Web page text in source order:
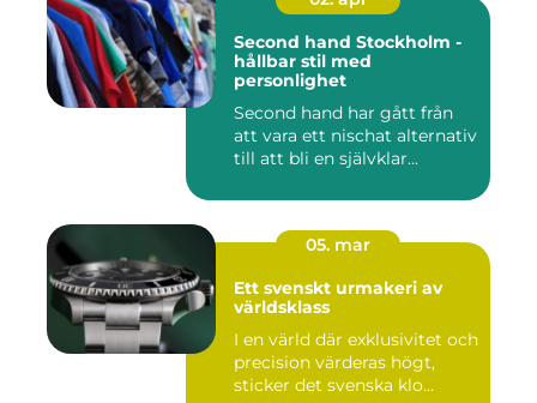
Second hand Stockholm -
hållbar stil med
personlighet
Second hand har gått från
att vara ett nischat alternativ
till att bli en självklar...
05. mar
Ett svenskt urmakeri av
världsklass
I en värld där exklusivitet och
precision värderas högt,
sticker det svenska klo...